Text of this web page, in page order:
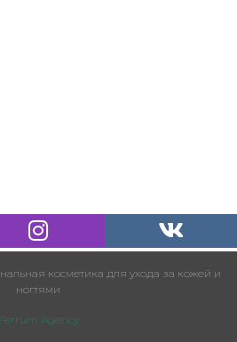
косметика для ухода за кожей и
ногтями
Ferrum Agency